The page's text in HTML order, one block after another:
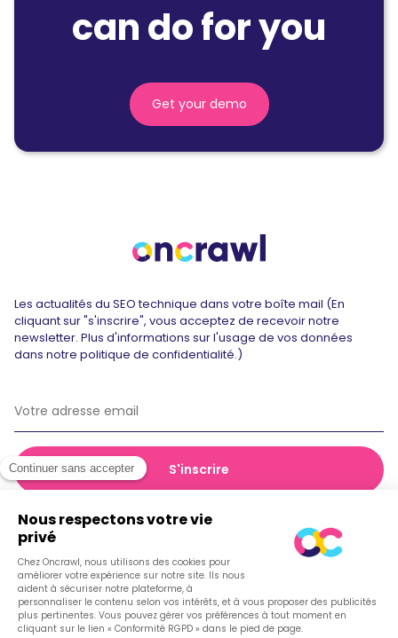
can do for you
Get your demo
Les actualités du SEO technique dans votre boîte mail (En
cliquant sur "s'inscrire", vous acceptez de recevoir notre
newsletter. Plus d'informations sur l'usage de vos données
dans notre politique de confidentialité.)
Politique de confidentialité
Conditions générales de vente
Cookies